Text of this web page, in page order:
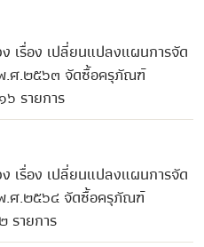
เรื่อง เปลี่ยนแปลงแผนการจัด
.ศ.๒๕๖๓ จัดซื้อครุภัณฑ์
รายการ
เรื่อง เปลี่ยนแปลงแผนการจัด
.ศ.๒๕๖๔ จัดซื้อครุภัณฑ์
รายการ